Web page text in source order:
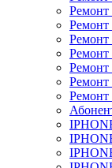
Ремонт
Ремонт
Ремонт
Ремонт
Ремонт
Ремонт